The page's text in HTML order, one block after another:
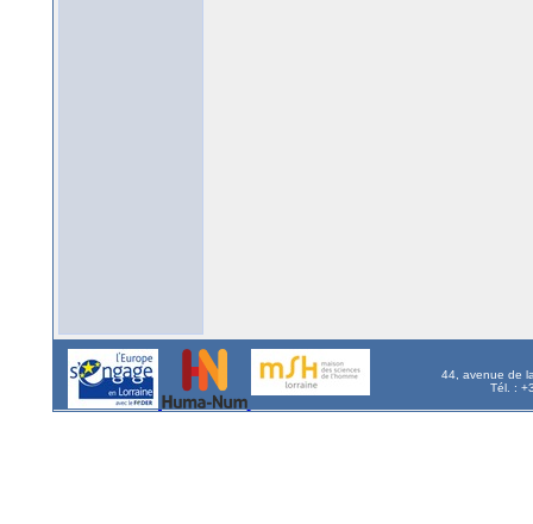
44, avenue de
Tél. :